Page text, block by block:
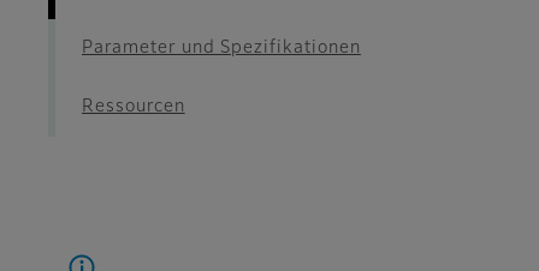
Parameter und Spezifikationen
Ressourcen